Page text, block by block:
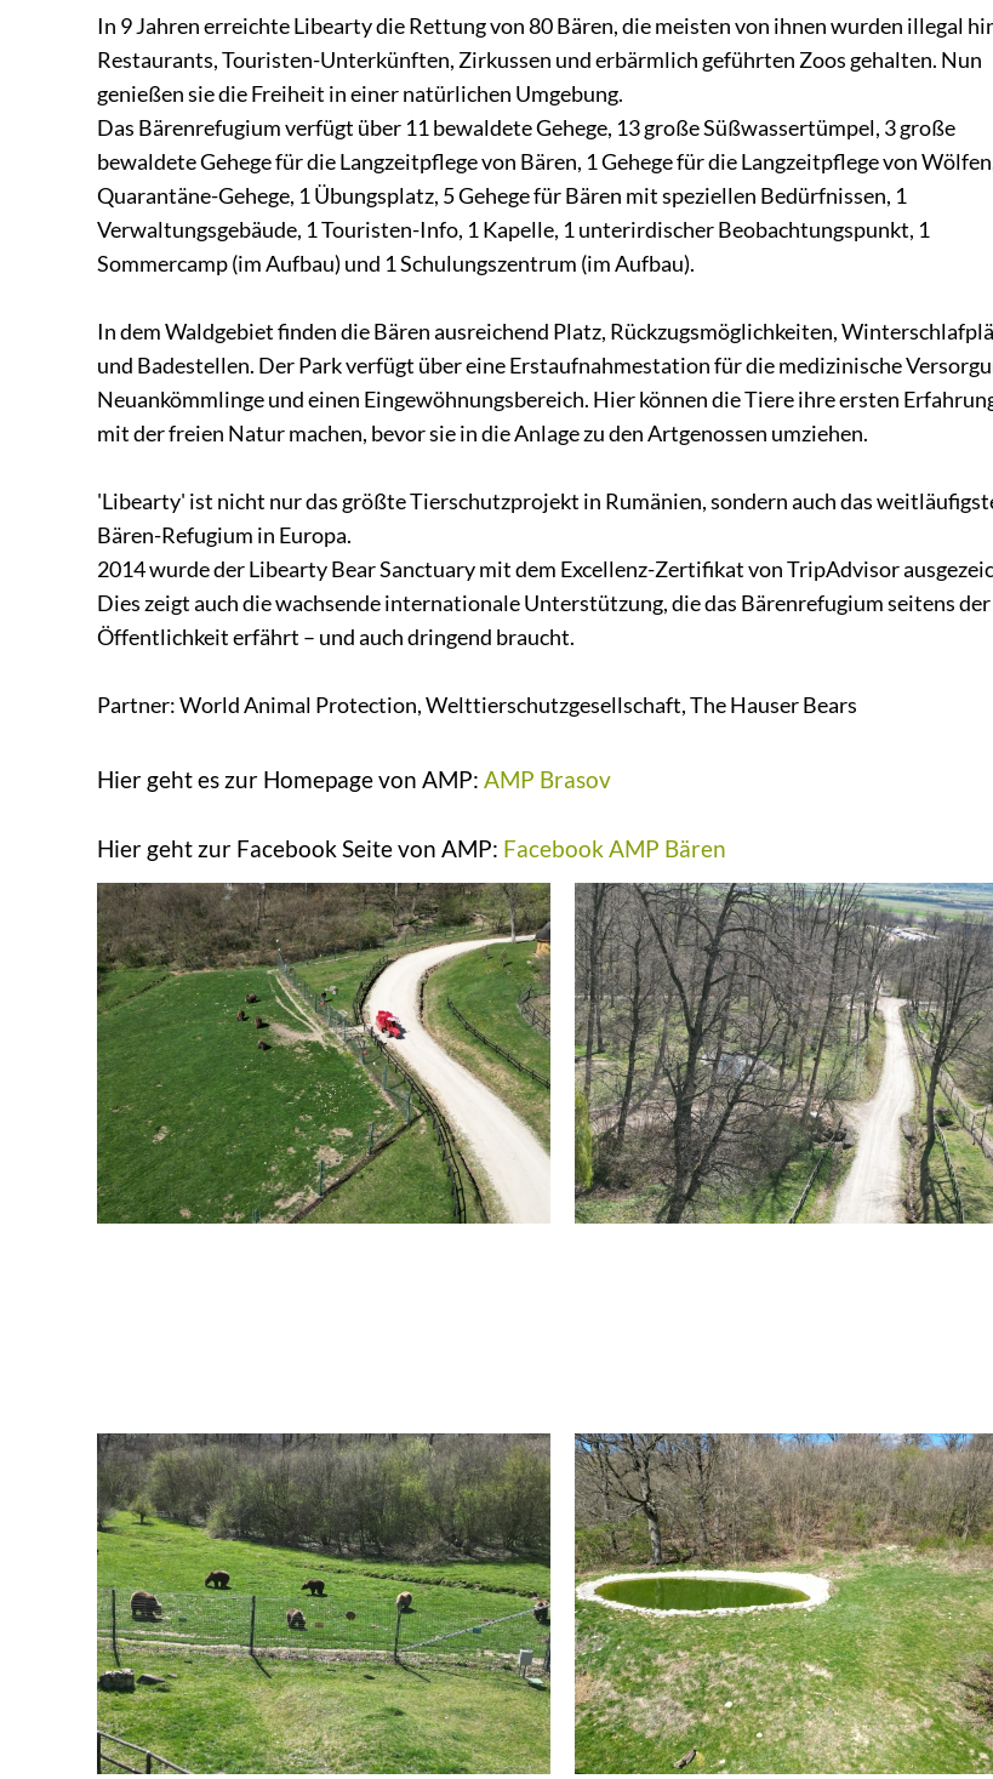
In 9 Jahren erreichte Libearty die Rettung von 80 Bären, die meisten von ihnen wurden illegal
Restaurants, Touristen-Unterkünften, Zirkussen und erbärmlich geführten Zoos gehalten. Nun
genießen sie die Freiheit in einer natürlichen Umgebung.
Das Bärenrefugium verfügt über 11 bewaldete Gehege, 13 große Süßwassertümpel, 3 große
bewaldete Gehege für die Langzeitpflege von Bären, 1 Gehege für die Langzeitpflege von
Quarantäne-Gehege, 1 Übungsplatz, 5 Gehege für Bären mit speziellen Bedürfnissen, 1
Verwaltungsgebäude, 1 Touristen-Info, 1 Kapelle, 1 unterirdischer Beobachtungspunkt, 1
Sommercamp (im Aufbau) und 1 Schulungszentrum (im Aufbau).
In dem Waldgebiet finden die Bären ausreichend Platz, Rückzugsmöglichkeiten,
und Badestellen. Der Park verfügt über eine Erstaufnahmestation für die medizinische
Neuankömmlinge und einen Eingewöhnungsbereich. Hier können die Tiere ihre ersten
mit der freien Natur machen, bevor sie in die Anlage zu den Artgenossen umziehen.
'Libearty' ist nicht nur das größte Tierschutzprojekt in Rumänien, sondern auch das
Bären-Refugium in Europa.
2014 wurde der Libearty Bear Sanctuary mit dem Excellenz-Zertifikat von TripAdvisor
Dies zeigt auch die wachsende internationale Unterstützung, die das Bärenrefugium seitens der
Öffentlichkeit erfährt – und auch dringend braucht.
Partner: World Animal Protection, Welttierschutzgesellschaft, The Hauser Bears
Hier geht es zur Homepage von AMP: AMP Brasov
Hier geht zur Facebook Seite von AMP: Facebook AMP Bären